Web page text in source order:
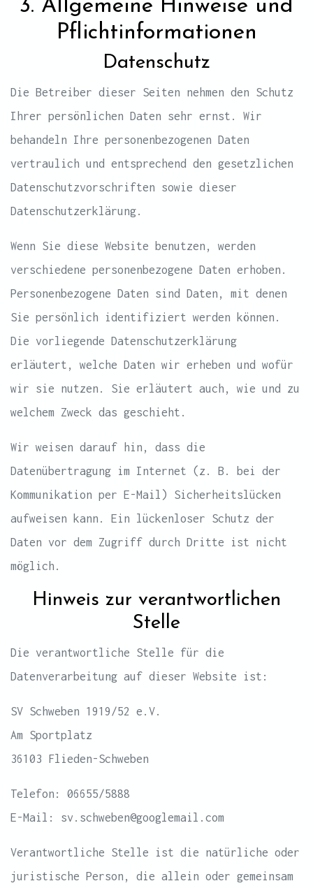
3. Allgemeine Hinweise und
Pflicht­informationen
Datenschutz
Die Betreiber dieser Seiten nehmen den Schutz
Ihrer persönlichen Daten sehr ernst. Wir
behandeln Ihre personenbezogenen Daten
vertraulich und entsprechend den gesetzlichen
Datenschutzvorschriften sowie dieser
Datenschutzerklärung.
Wenn Sie diese Website benutzen, werden
verschiedene personenbezogene Daten erhoben.
Personenbezogene Daten sind Daten, mit denen
Sie persönlich identifiziert werden können.
Die vorliegende Datenschutzerklärung
erläutert, welche Daten wir erheben und wofür
wir sie nutzen. Sie erläutert auch, wie und zu
welchem Zweck das geschieht.
Wir weisen darauf hin, dass die
Datenübertragung im Internet (z. B. bei der
Kommunikation per E-Mail) Sicherheitslücken
aufweisen kann. Ein lückenloser Schutz der
Daten vor dem Zugriff durch Dritte ist nicht
möglich.
Hinweis zur verantwortlichen
Stelle
Die verantwortliche Stelle für die
Datenverarbeitung auf dieser Website ist:
SV Schweben 1919/52 e.V.
Am Sportplatz
36103 Flieden-Schweben
Telefon: 06655/5888
E-Mail: sv.schweben@googlemail.com
Verantwortliche Stelle ist die natürliche oder
juristische Person, die allein oder gemeinsam